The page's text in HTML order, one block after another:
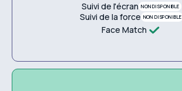
Suivi de l'écran NON DISPONIBLE
Suivi de la force NON DISPONIBLE
Face Match